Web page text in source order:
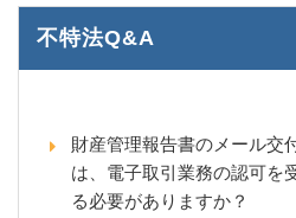
不特法Q&A
財産管理報告書のメール交
は、電子取引業務の認可を
る必要がありますか？